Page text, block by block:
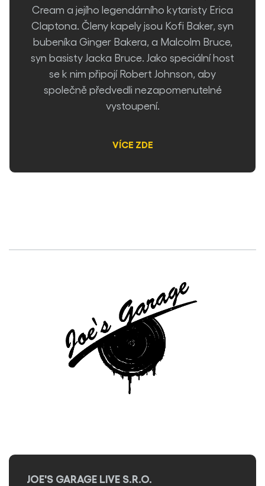
Cream a jejího legendárního kytaristy Erica
Claptona. Členy kapely jsou Kofi Baker, syn
bubeníka Ginger Bakera, a Malcolm Bruce,
syn basisty Jacka Bruce. Jako speciální host
se k nim připojí Robert Johnson, aby
společně předvedli nezapomenutelné
vystoupení.
VÍCE ZDE
​​JOE'S GARAGE LIVE S.R.O.